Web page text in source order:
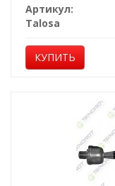
Артикул:
Talosa
КУПИТЬ